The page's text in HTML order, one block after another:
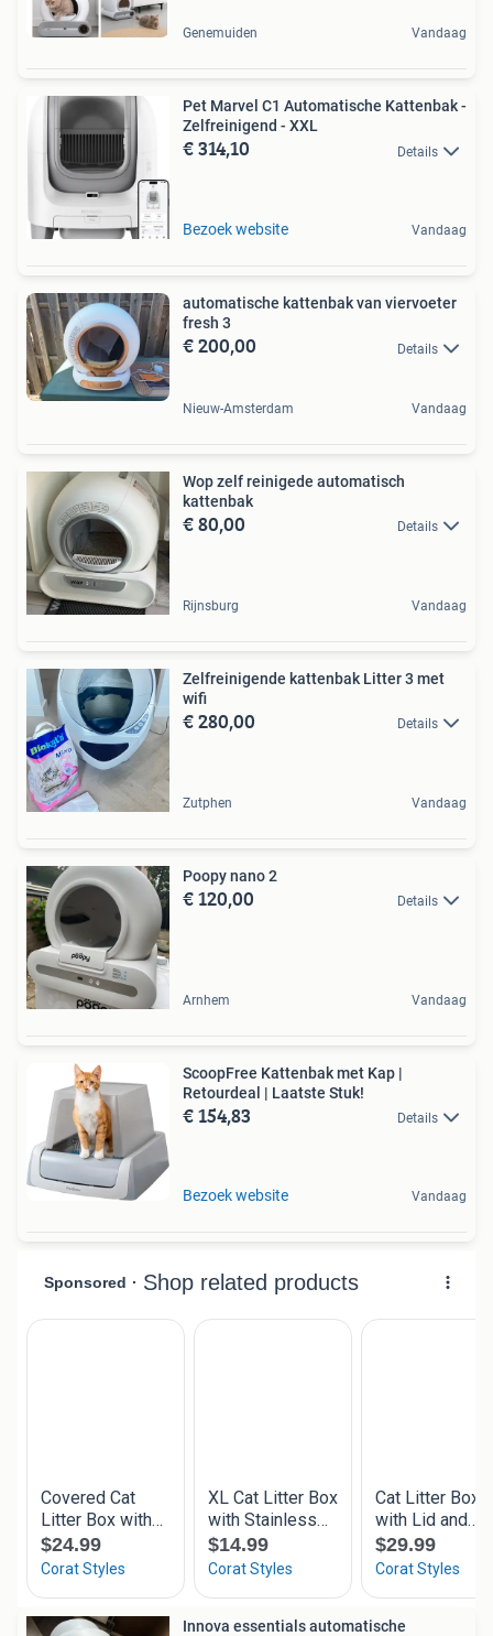
Genemuiden Vandaag
Pet Marvel C1 Automatische Kattenbak -
Zelfreinigend - XXL
€ 314,10 Details
Bezoek website Vandaag
automatische kattenbak van viervoeter
fresh 3
€ 200,00 Details
Nieuw-Amsterdam Vandaag
Wop zelf reinigede automatisch
kattenbak
€ 80,00 Details
Rijnsburg Vandaag
Zelfreinigende kattenbak Litter 3 met
wifi
€ 280,00 Details
Zutphen Vandaag
Poopy nano 2
€ 120,00 Details
Arnhem Vandaag
ScoopFree Kattenbak met Kap |
Retourdeal | Laatste Stuk!
€ 154,83 Details
Bezoek website Vandaag
Innova essentials automatische